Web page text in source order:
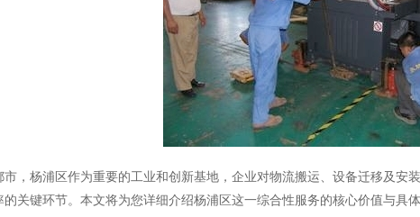
，杨浦区作为重要的工业和创新基地，企业对物流搬运、设备迁移及
关键环节。本文将为您详细介绍杨浦区这一综合性服务的核心价值与具体